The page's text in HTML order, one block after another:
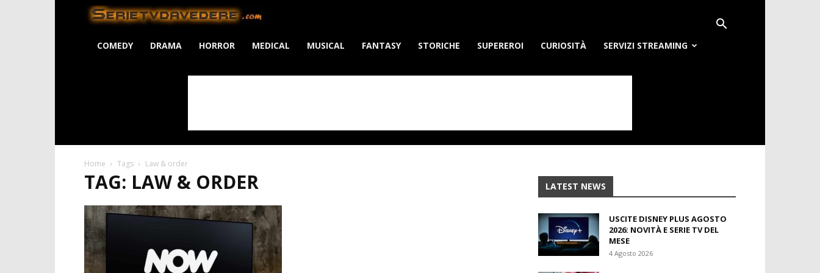
COMEDY DRAMA HORROR MEDICAL MUSICAL FANTASY STORICHE SUPEREROI CURIOSITÀ SERVIZI STREAMING
Home Tags Law & order
TAG: LAW & ORDER LATEST NEWS
USCITE DISNEY PLUS AGOSTO
2026: NOVITÀ E SERIE TV DEL
MESE
4 Agosto 2026